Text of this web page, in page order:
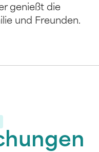
genießt die
und Freunden.